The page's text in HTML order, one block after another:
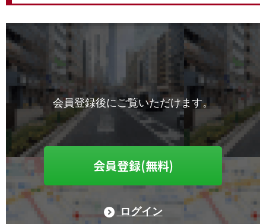
会員登録後にご覧いただけます。
会員登録(無料)
ログイン